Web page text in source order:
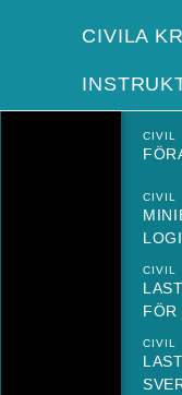
CIVILA
CIVIL
CIVIL
CIVIL
FÖR
CIVIL